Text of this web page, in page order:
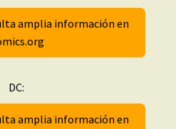
amplia información en
DC:
amplia información en